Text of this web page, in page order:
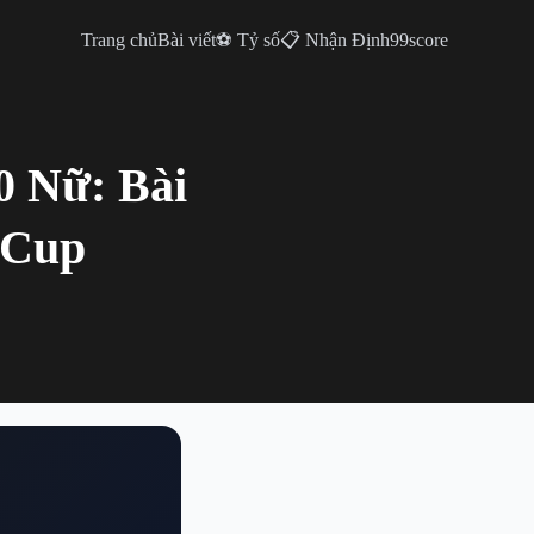
Trang chủBài viết⚽ Tỷ số📋 Nhận Định99score
Nữ: Bài